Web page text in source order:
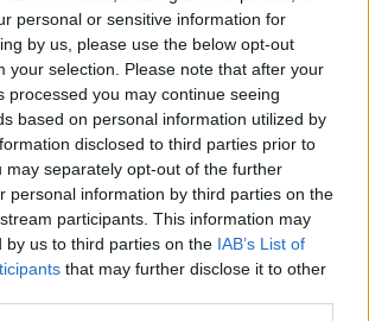
personal or sensitive information for
by us, please use the below opt-out
your selection. Please note that after your
processed you may continue seeing
based on personal information utilized by
disclosed to third parties prior to
may separately opt-out of the further
personal information by third parties on the
participants. This information may
by us to third parties on the IAB’s List of
that may further disclose it to other
leggere